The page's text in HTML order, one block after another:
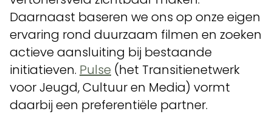
Daarnaast baseren we ons op onze eigen
ervaring rond duurzaam filmen en zoeken
actieve aansluiting bij bestaande
initiatieven. Pulse (het Transitienetwerk
voor Jeugd, Cultuur en Media) vormt
daarbij een preferentiële partner.